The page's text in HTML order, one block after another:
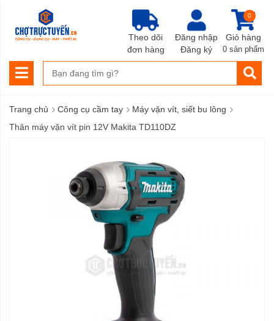
Đăng nhập
Đăng ký
Giỏ hàng
0
0 sản phẩm
Theo dõi
đơn hàng
Trang chủ › Công cụ cầm tay › Máy vặn vít, siết bu lông ›
Thân máy vặn vít pin 12V Makita TD110DZ